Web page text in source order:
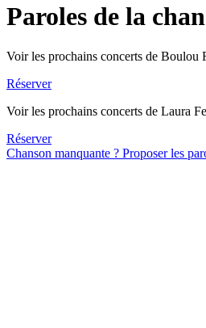
Paroles de la
Voir les prochains concerts de Boulou
Réserver
Voir les prochains concerts de Laura
Réserver
Chanson manquante ? Proposer les